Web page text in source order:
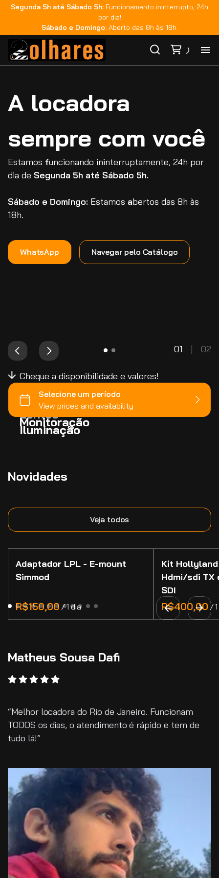
Segunda 5h até Sábado 5h: Funcionamento ininterrupto, 24h
por dia!
Sábado e Domingo: Aberto das 8h às 18h.
A locadora
sempre com você
Estamos funcionando ininterruptamente, 24h por
dia de Segunda 5h até Sábado 5h.
Sábado e Domingo: Estamos abertos das 8h às
18h.
WhatsApp Navegar pelo Catálogo
01 | 02
Cheque a disponibilidade e valores!
Câmeras
Lentes
Monitoração
Iluminação
Novidades
Veja todos
Adaptador LPL - E-mount
Simmod
/
Kit
Hdmi/sdi TX
SDI
/
Matheus Sousa Dafi
Melhor locadora do Rio de Janeiro. Funcionam
TODOS os dias, o atendimento é rápido e tem de
tudo lá!